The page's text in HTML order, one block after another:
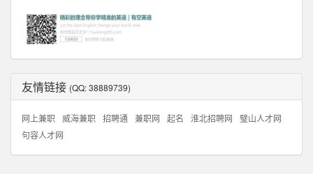
友情链接 (QQ: 38889739)
网上兼职 威海兼职 招聘通 兼职网 起名 淮北招聘网
璧山人才网
句容人才网